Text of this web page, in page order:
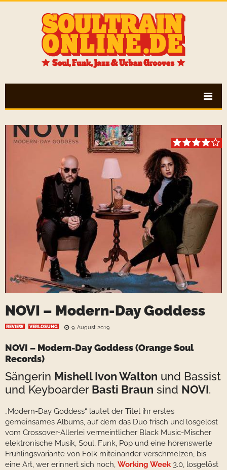
NOVI – Modern-Day Goddess
REVIEW VERLOSUNG 9. August 2019
NOVI – Modern-Day Goddess(Orange Soul
Records)
Sängerin Mishell Ivon Walton und Bassist
und Keyboarder Basti Braun sind NOVI.
„Modern-Day Goddess“ lautet der Titel ihr erstes
gemeinsames Albums, auf dem das Duo frisch und losgelöst
vom Crossover-Allerlei vermeintlicher Black Music-Mischer
elektronische Musik, Soul, Funk, Pop und eine hörenswerte
Frühlingsvariante von Folk miteinander verschmelzen, bis
eine Art, wer erinnert sich noch, Working Week3.0, losgelöst